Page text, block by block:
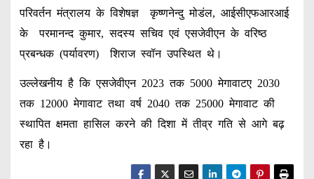
परिवर्तन मंत्रालय के विशेषज्ञ कृष्णनेन्दु मोडंल, आईसीएफआरआई
के परमानन्द कुमार, सदस्य सचिव एवं एसजेवीएन के वरिष्ठ
प्रबन्धक (पर्यावरण) शिराज स्वॉन उपस्थित थे।
उल्लेखनीय है कि एसजेवीएन 2023 तक 5000 मेगावाटए 2030
तक 12000 मेगावाट तथा वर्ष 2040 तक 25000 मेगावाट की
स्थापित क्षमता हासिल करने की दिशा में तीव्र गति से आगे बढ़
रहा है।